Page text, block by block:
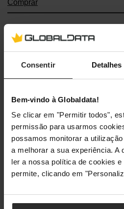
Consentir Detalhes
Bem-vindo à Globaldata!
Se clicar em "Permitir todos",
permissão para usarmos
possamos monitorar a
a melhorar a sua experiência. A
ler a nossa política de cookies
permite, clicando em
Comprar